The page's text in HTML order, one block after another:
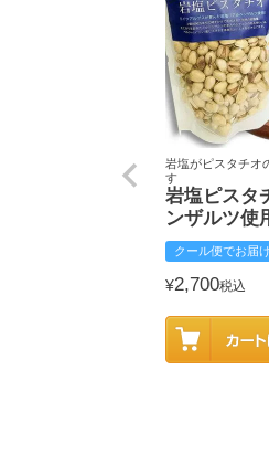
岩塩がピスタチオ
す
岩塩ピス
ンザルツ使
クール便でお届け
¥2,700税込